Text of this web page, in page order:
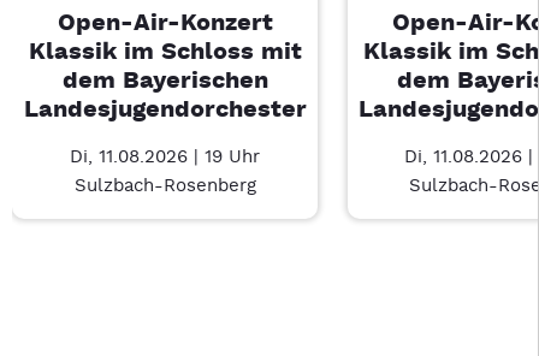
Open-Air-Konzert
Klassik im Schloss mit
dem Bayerischen
Landesjugendorchester
Di, 11.08.2026 | 19 Uhr
Sulzbach-Rosenberg
Open-Air-
Klassik im
dem
Di, 11.08.2026
Sulzbach-